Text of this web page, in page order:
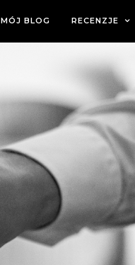
MÓJ BLOG RECENZJE